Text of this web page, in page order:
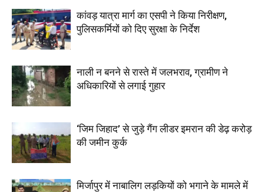
कांवड़ यात्रा मार्ग का एसपी ने किया निरीक्षण,
पुलिसकर्मियों को दिए सुरक्षा के निर्देश
नाली न बनने से रास्ते में जलभराव, ग्रामीण ने
अधिकारियों से लगाई गुहार
‘जिम जिहाद’ से जुड़े गैंग लीडर इमरान की डेढ़ करोड़
की जमीन कुर्क
मिर्जापुर में नाबालिग लड़कियों को भगाने के मामले में